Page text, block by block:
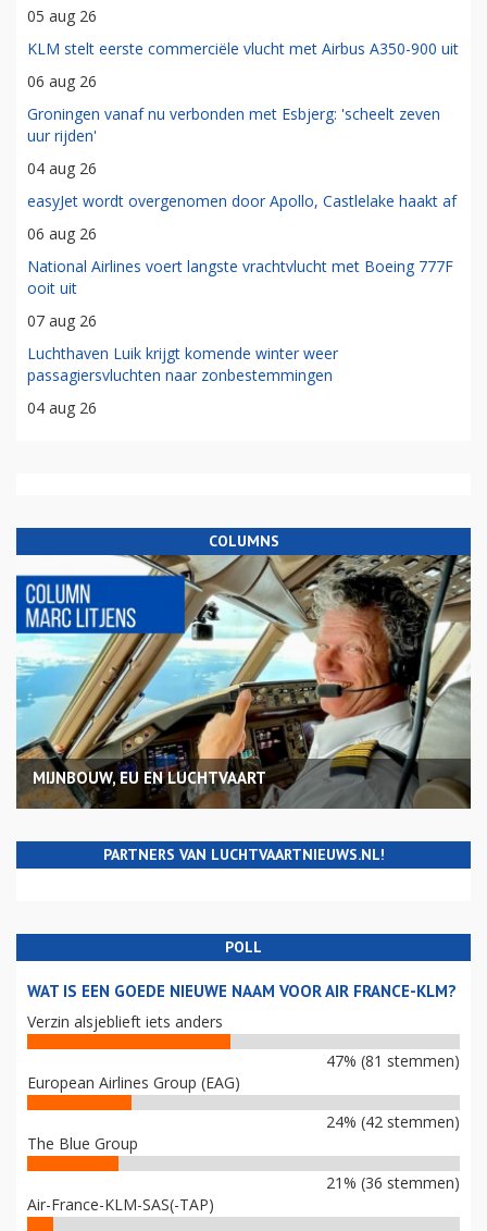
05 aug 26
KLM stelt eerste commerciële vlucht met Airbus A350-900 uit
06 aug 26
Groningen vanaf nu verbonden met Esbjerg: 'scheelt zeven
uur rijden'
04 aug 26
easyJet wordt overgenomen door Apollo, Castlelake haakt af
06 aug 26
National Airlines voert langste vrachtvlucht met Boeing 777F
ooit uit
07 aug 26
Luchthaven Luik krijgt komende winter weer
passagiersvluchten naar zonbestemmingen
04 aug 26
COLUMNS
MIJNBOUW, EU EN LUCHTVAART
PARTNERS VAN LUCHTVAARTNIEUWS.NL!
POLL
WAT IS EEN GOEDE NIEUWE NAAM VOOR AIR FRANCE-KLM?
Verzin alsjeblieft iets anders
47% (81 stemmen)
European Airlines Group (EAG)
24% (42 stemmen)
The Blue Group
21% (36 stemmen)
Air-France-KLM-SAS(-TAP)